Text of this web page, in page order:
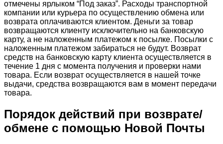
отмечены ярлыком “Под заказ”. Расходы транспортной
компании или курьера по осуществлению обмена или
возврата оплачиваются клиентом. Деньги за товар
возвращаются клиенту исключительно на банковскую
карту, а не наложенным платежом к посылке. Посылки с
наложенным платежом забираться не будут. Возврат
средств на банковскую карту клиента осуществляется в
течение 1 дня с момента получения и проверки нами
товара. Если возврат осуществляется в нашей точке
выдачи, средства возвращаются вам в момент передачи
товара.
Порядок действий при возврате/
обмене с помощью Новой Почты